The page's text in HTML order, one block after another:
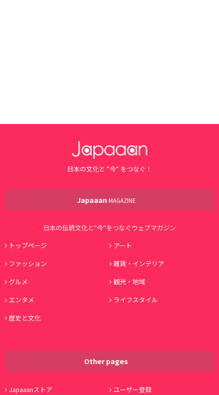
日本の文化と ”今” をつなぐ！
Japaaan MAGAZINE
日本の伝統文化と"今"をつなぐウェブマガジン
トップページ
アート
ファッション
雑貨・インテリア
グルメ
観光・地域
エンタメ
ライフスタイル
歴史と文化
Other pages
Japaaanストア ユーザー登録